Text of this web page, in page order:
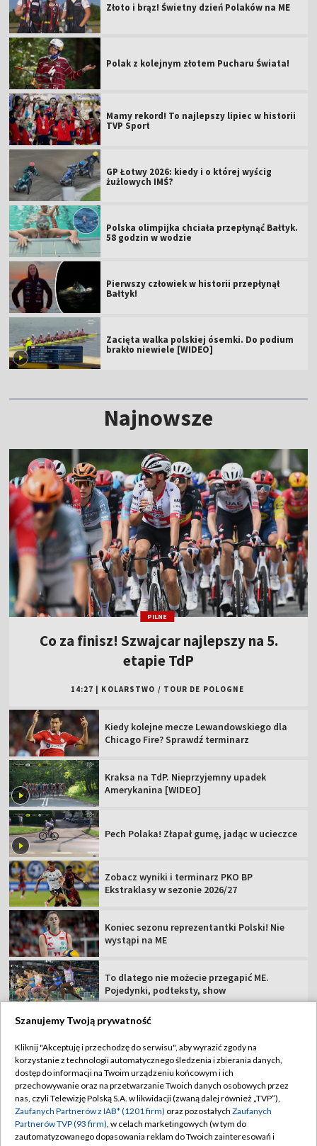
Złoto i brąz! Świetny dzień Polaków na ME
Polak z kolejnym złotem Pucharu Świata!
Mamy rekord! To najlepszy lipiec w historii
TVP Sport
GP Łotwy 2026: kiedy i o której wyścig
żużlowych IMŚ?
Polska olimpijka chciała przepłynąć Bałtyk.
58 godzin w wodzie
Pierwszy człowiek w historii przepłynął
Bałtyk!
Zacięta walka polskiej ósemki. Do podium
brakło niewiele [WIDEO]
Najnowsze
PILNE
Co za finisz! Szwajcar najlepszy na 5.
etapie TdP
14:27 KOLARSTWO / TOUR DE POLOGNE
Kiedy kolejne mecze Lewandowskiego dla
Chicago Fire? Sprawdź terminarz
Kraksa na TdP. Nieprzyjemny upadek
Amerykanina [WIDEO]
Pech Polaka! Złapał gumę, jadąc w ucieczce
Zobacz wyniki i terminarz PKO BP
Ekstraklasy w sezonie 2026/27
Koniec sezonu reprezentantki Polski! Nie
wystąpi na ME
To dlatego nie możecie przegapić ME.
Pojedynki, podteksty, show
TVP
Abonament TVP
Sklep TVP
Biuro Reklamy
Regulamin TVP
Polityka prywatności
Moje zgody
Szanujemy Twoją prywatność
Kliknij "Akceptuję i przechodzę do serwisu", aby wyrazić zgody na
korzystanie z technologii automatycznego śledzenia i zbierania danych,
dostęp do informacji na Twoim urządzeniu końcowym i ich
przechowywanie oraz na przetwarzanie Twoich danych osobowych przez
nas, czyli Telewizję Polską S.A. w likwidacji (zwaną dalej również „TVP”),
Zaufanych Partnerów z IAB* (1201 firm) oraz pozostałych Zaufanych
Partnerów TVP (93 firm), w celach marketingowych (w tym do
zautomatyzowanego dopasowania reklam do Twoich zainteresowań i